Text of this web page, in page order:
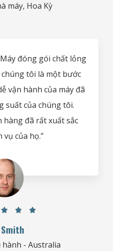
máy, Hoa Kỳ
đóng gói chất lỏng
chúng tôi là một bước
vận hành của máy đã
suất của chúng tôi.
đã rất xuất sắc
của họ.”
  
- Australia